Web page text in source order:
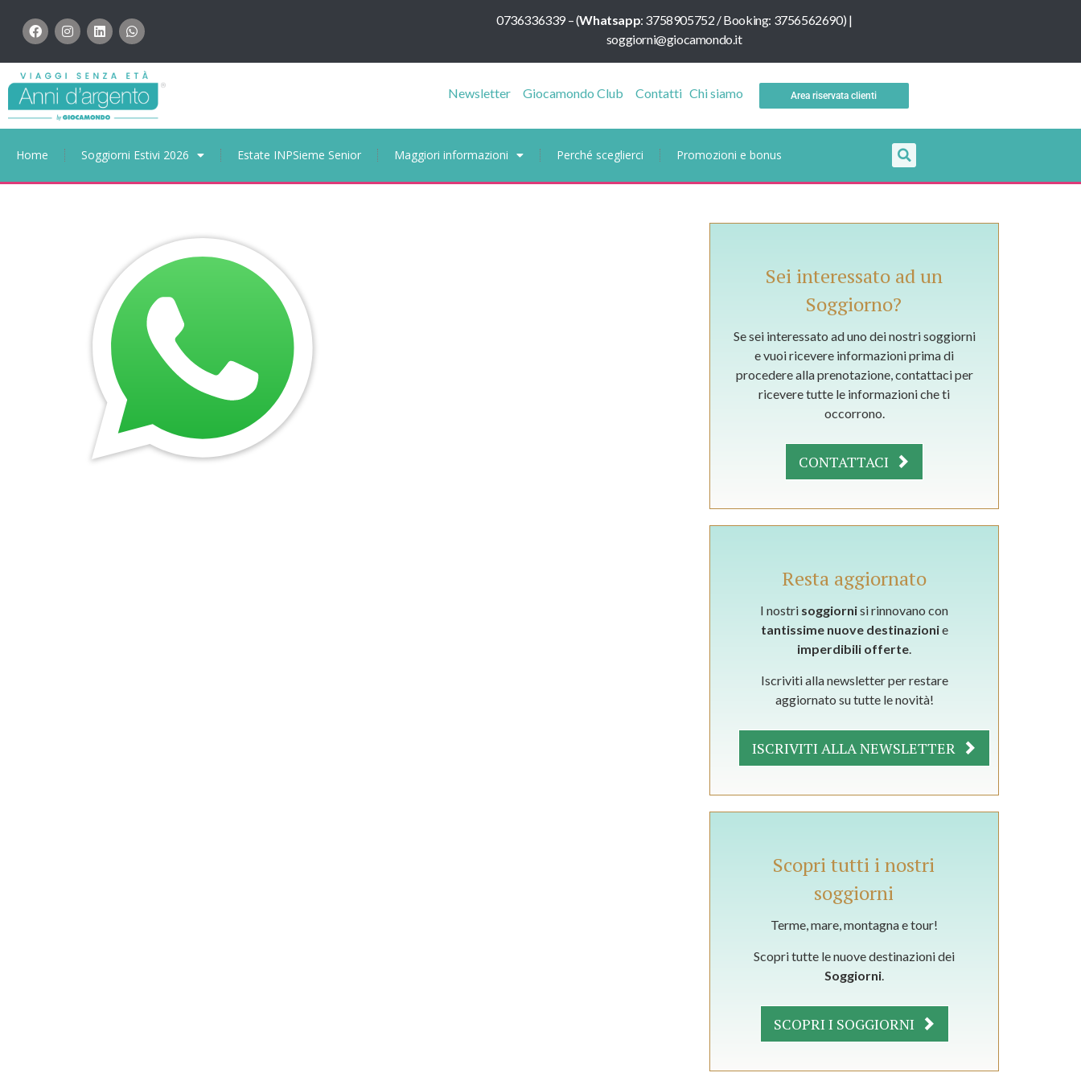
0736336339 –(Whatsapp: 3758905752 /Booking: 3756562690) |
soggiorni@giocamondo.it
Newsletter Giocamondo Club Contatti Chi siamo Area riservata clienti
Home Soggiorni Estivi 2026 Estate INPSieme Senior Maggiori informazioni Perché sceglierci Promozioni e bonus
Sei interessato ad un
Soggiorno?
Se sei interessato ad uno dei nostri soggiorni
e vuoi ricevere informazioni prima di
procedere alla prenotazione, contattaci per
ricevere tutte le informazioni che ti
occorrono.
CONTATTACI
Resta aggiornato
I nostri soggiornisi rinnovano con
tantissime nuove destinazionie
imperdibili offerte
Iscriviti alla newsletter per restare
aggiornato su tutte le novità!
ISCRIVITI ALLA NEWSLETTER
Scopri tutti i nostri
soggiorni
Terme, mare, montagna e tour!
Scopri tutte le nuove destinazioni dei
Soggiorni
SCOPRI I SOGGIORNI